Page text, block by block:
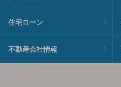
住宅ローン
不動産会社情報